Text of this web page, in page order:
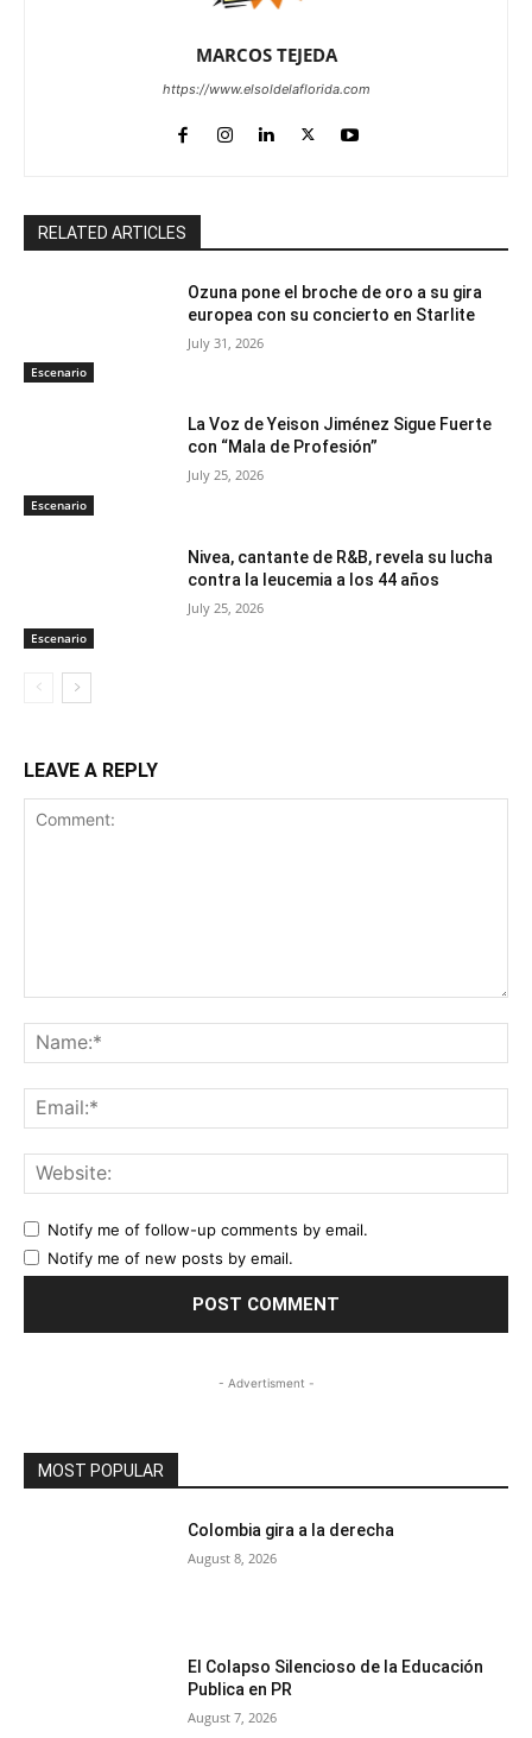
MARCOS TEJEDA
https://www.elsoldelaflorida.com
RELATED ARTICLES
Escenario
Ozuna pone el broche de oro a su gira
europea con su concierto en Starlite
July 31, 2026
Escenario
La Voz de Yeison Jiménez Sigue Fuerte
con “Mala de Profesión”
July 25, 2026
Escenario
Nivea, cantante de R&B, revela su lucha
contra la leucemia a los 44 años
July 25, 2026
LEAVE A REPLY
Notify me of follow-up comments by email.
Notify me of new posts by email.
- Advertisment -
MOST POPULAR
Colombia gira a la derecha
August 8, 2026
El Colapso Silencioso de la Educación
Publica en PR
August 7, 2026